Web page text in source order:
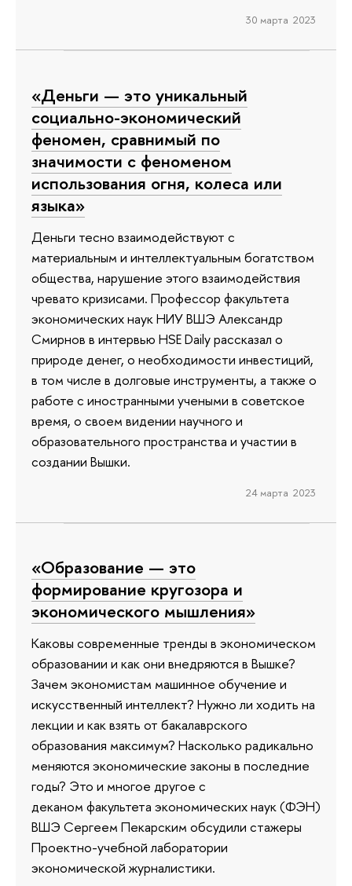
30 марта 2023
«Деньги — это уникальный
социально-экономический
феномен, сравнимый по
значимости с феноменом
использования огня, колеса или
языка»
Деньги тесно взаимодействуют с
материальным и интеллектуальным богатством
общества, нарушение этого взаимодействия
чревато кризисами. Профессор факультета
экономических наук НИУ ВШЭ Александр
Смирнов в интервью HSE Daily рассказал о
природе денег, о необходимости инвестиций,
в том числе в долговые инструменты, а также о
работе с иностранными учеными в советское
время, о своем видении научного и
образовательного пространства и участии в
создании Вышки.
24 марта 2023
«Образование — это
формирование кругозора и
экономического мышления»
Каковы современные тренды в экономическом
образовании и как они внедряются в Вышке?
Зачем экономистам машинное обучение и
искусственный интеллект? Нужно ли ходить на
лекции и как взять от бакалаврского
образования максимум? Насколько радикально
меняются экономические законы в последние
годы? Это и многое другое с
деканом факультета экономических наук (ФЭН)
ВШЭ Сергеем Пекарским обсудили стажеры
Проектно-учебной лаборатории
экономической журналистики.